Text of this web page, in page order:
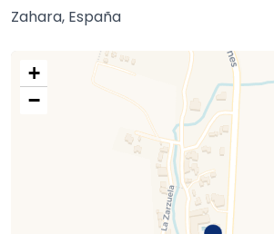
Zahara, España
+
−